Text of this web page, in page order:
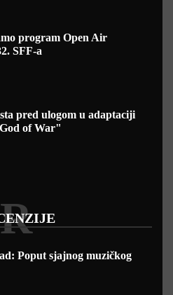
program Open Air
SFF-a
pred ulogom u adaptaciji
of War"
R
Poput sjajnog muzičkog